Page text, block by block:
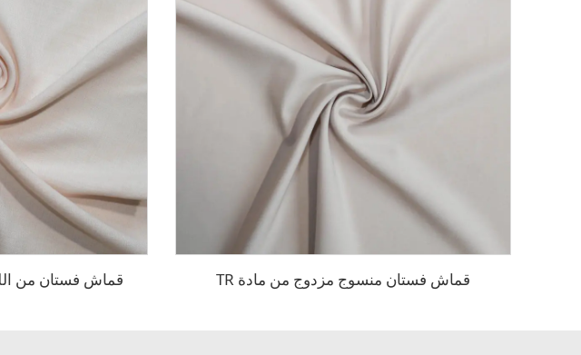
قماش فستان منسوج مزدوج من مادة TR قماش فستان من الليوسيل 100%